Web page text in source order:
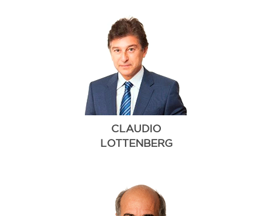
CLAUDIO
LOTTENBERG